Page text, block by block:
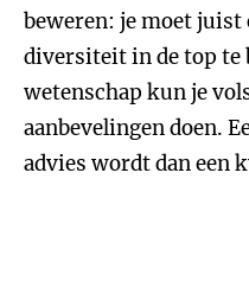
beweren: je moet
diversiteit in de top te
wetenschap kun je
aanbevelingen doen.
advies wordt dan een